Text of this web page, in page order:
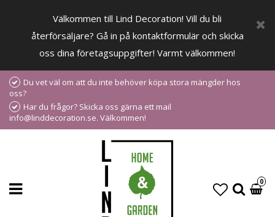
Välkommen till Lind Decoration! Vill du bli
återförsäljare? Gå in på kontaktformulär och skicka
oss dina företagsuppgifter! Varmt välkommen!
Du vet väl om att du inte behöver köpa stora mängder hos
oss?
Har du frågor? Skicka oss gärna ett mail
info@linddecoration.se. Välkommen!
0